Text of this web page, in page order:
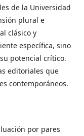
de la Universidad
plural e
clásico y
específica, sino
potencial crítico.
editoriales que
contemporáneos.
por pares